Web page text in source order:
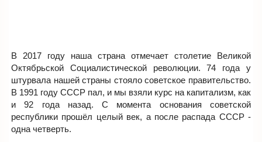
В 2017 году наша страна отмечает столетие Великой
Октябрьской Социалистической революции. 74 года у
штурвала нашей страны стояло советское правительство.
В 1991 году СССР пал, и мы взяли курс на капитализм, как
и 92 года назад. С момента основания советской
республики прошёл целый век, а после распада СССР -
одна четверть.